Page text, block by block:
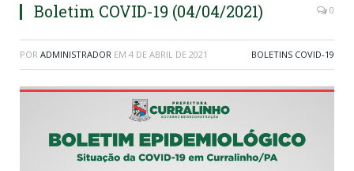
Boletim COVID-19 (04/04/2021) 0
POR ADMINISTRADOR EM 4 DE ABRIL DE 2021 BOLETINS COVID-19